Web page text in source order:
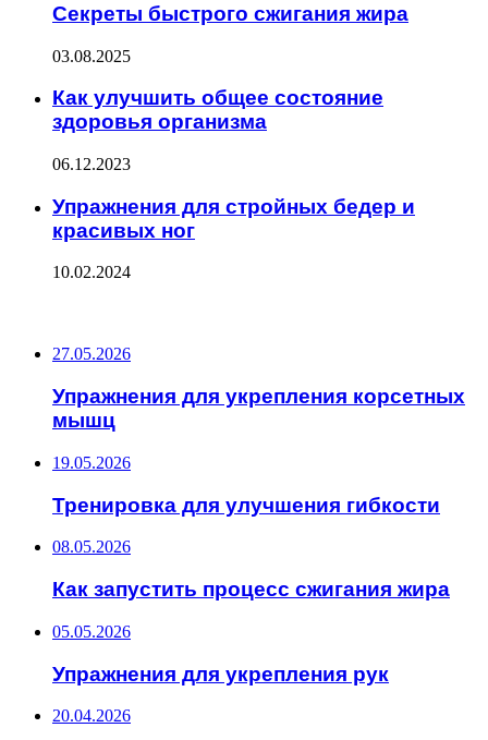
Секреты быстрого сжигания жира
03.08.2025
Как улучшить общее состояние
здоровья организма
06.12.2023
Упражнения для стройных бедер и
красивых ног
10.02.2024
27.05.2026
Упражнения для укрепления корсетных
мышц
19.05.2026
Тренировка для улучшения гибкости
08.05.2026
Как запустить процесс сжигания жира
05.05.2026
Упражнения для укрепления рук
20.04.2026